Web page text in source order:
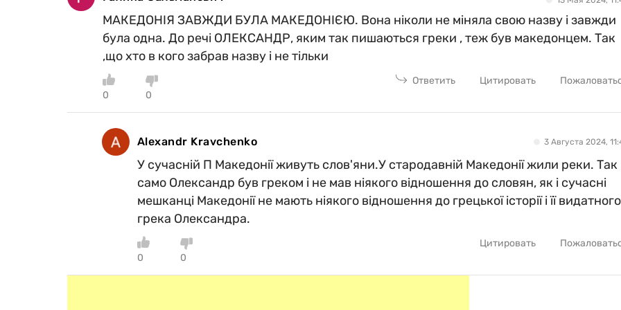
МАКЕДОНІЯ ЗАВЖДИ БУЛА МАКЕДОНІЄЮ. Вона ніколи не міняла свою назву і завжди
була одна. До речі ОЛЕКСАНДР, яким так пишаються греки , теж був македонцем. Так
,що хто в кого забрав назву і не тільки
0 0
Ответить Цитировать
Alexandr Kravchenko 3 Августа 2024,
У сучасній П Македонії живуть слов'яни.У стародавній Македонії жили реки. Так
само Олександр був греком і не мав ніякого відношення до словян, як і сучасні
мешканці Македонії не мають ніякого відношення до грецької історії і її видатного
грека Олександра.
0 0
Цитировать